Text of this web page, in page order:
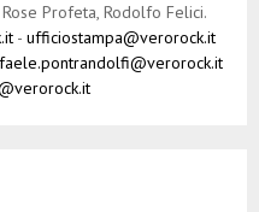
Profeta, Rodolfo Felici.
- ufficiostampa@verorock.it